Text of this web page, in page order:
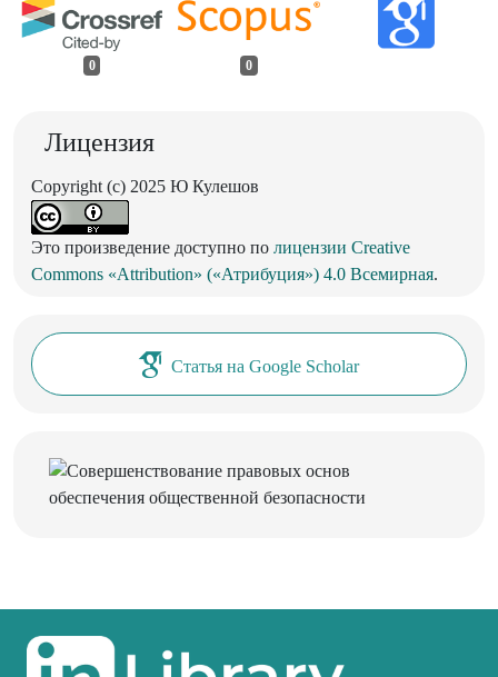
0 0
Лицензия
Copyright (c) 2025 Ю Кулешов
Это произведение доступно по лицензии Creative
Commons «Attribution» («Атрибуция») 4.0 Всемирная.
Статья на Google Scholar